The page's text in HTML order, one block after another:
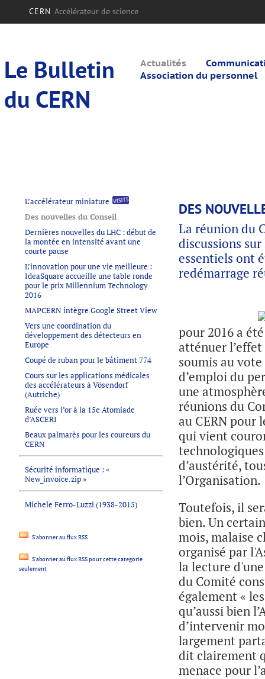
CERN Accélérateur de science
Le Bulletin
du CERN
Actualités
Association du personnel
L’accélérateur miniature
Des nouvelles du Conseil
Dernières nouvelles du LHC : début de
la montée en intensité avant une
courte pause
L’innovation pour une vie meilleure :
IdeaSquare accueille une table ronde
pour le prix Millennium Technology
2016
MAPCERN intègre Google Street View
Vers une coordination du
développement des détecteurs en
Europe
Coupé de ruban pour le bâtiment 774
Cours sur les applications médicales
des accélérateurs à Vösendorf
(Autriche)
Ruée vers l’or à la 15e Atomiade
d’ASCERI
Beaux palmarès pour les coureurs du
CERN
Sécurité informatique : «
New_invoice.zip »
Michele Ferro-Luzzi (1938-2015)
S'abonner au flux RSS
S'abonner au flux RSS pour cette categorie
seulement
DES
La réunion du
discussions
essentiels ont
redémarrage
pour 2016 a
atténuer
soumis au
d’emploi du
une
réunions du
au CERN pour
qui vient
d’austérité,
l’Organisation.
Toutefois, il
bien. Un
mois, malaise
organisé par
la lecture
du Comité
également «
qu’aussi bien
d’intervenir
largement
dit clairement
menace pour